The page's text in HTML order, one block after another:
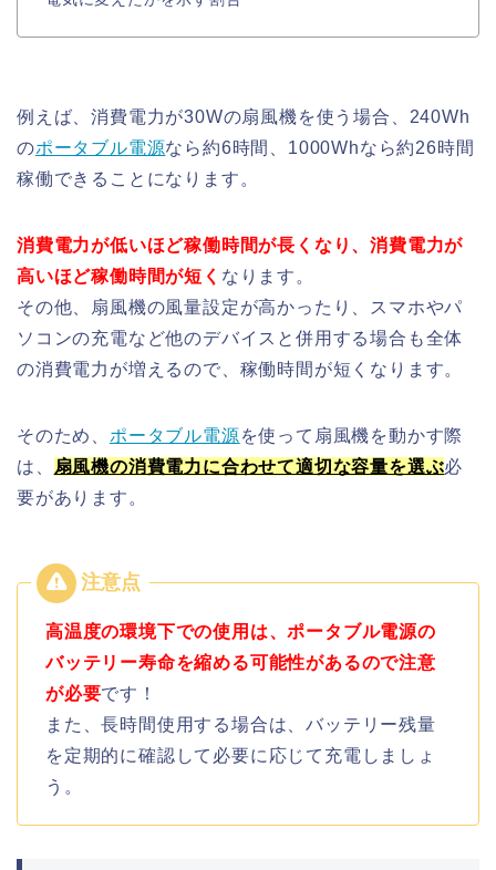
例えば、消費電力が30Wの扇風機を使う場合、240Wh
のポータブル電源なら約6時間、1000Whなら約26時間
稼働できることになります。
消費電力が低いほど稼働時間が長くなり、消費電力が
高いほど稼働時間が短く なります。
その他、扇風機の風量設定が高かったり、スマホやパ
ソコンの充電など他のデバイスと併用する場合も全体
の消費電力が増えるので、稼働時間が短くなります。
そのため、 ポータブル電源を使って扇風機を動かす際
は、 扇風機の消費電力に合わせて適切な容量を選ぶ必
要があります。
高温度の環境下での使用は、ポータブル電源の
バッテリー寿命を縮める可能性があるので注意
が必要です！
また、長時間使用する場合は、バッテリー残量
を定期的に確認して必要に応じて充電しましょ
う。